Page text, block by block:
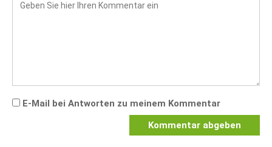
E-Mail bei Antworten zu meinem Kommentar
Kommentar abgeben